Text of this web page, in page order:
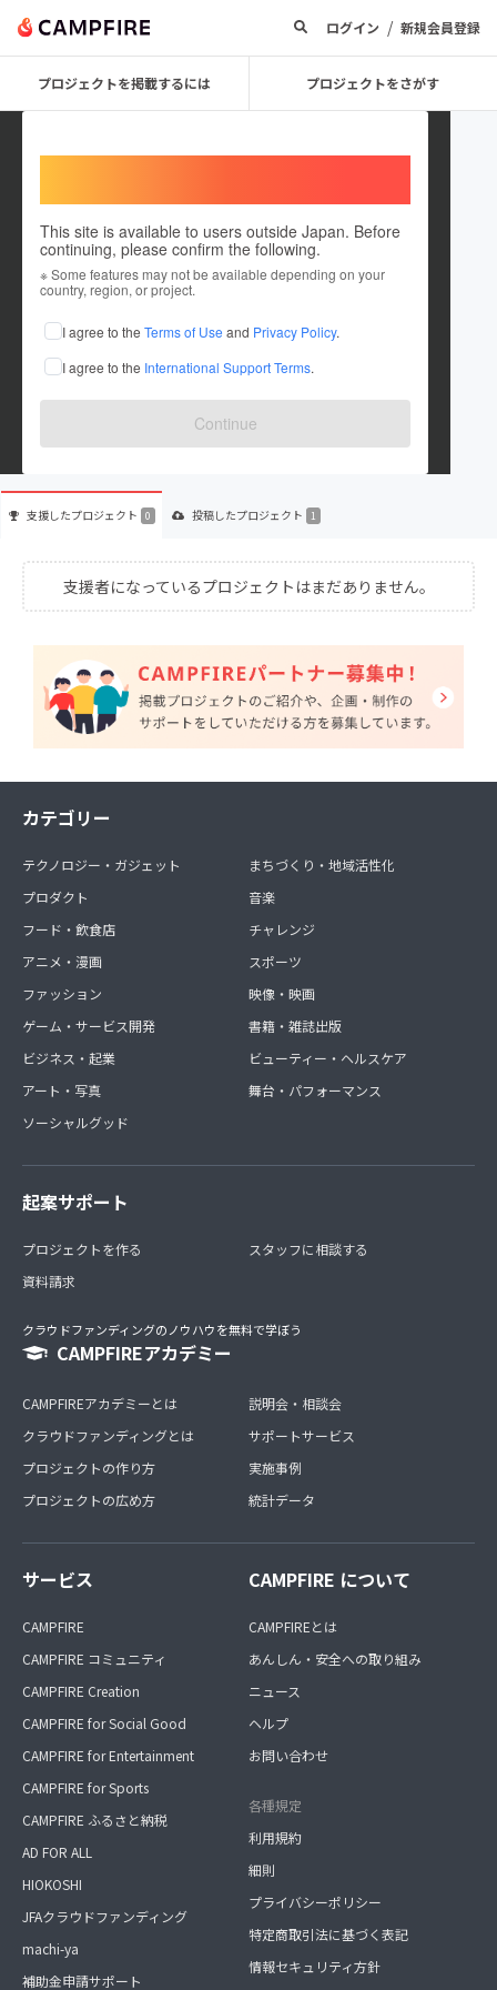
ログイン / 新規会員登録
プロジェクトを掲載するには プロジェクトをさがす
This site is available to users outside Japan. Before
continuing, please confirm the following.
※ Some features may not be available depending on your
country, region, or project.
I agree to the Terms of Use and Privacy Policy.
I agree to the International Support Terms.
Continue
futsalx
これまでに1件のプロジェクトを投稿しています
在住国：日本 現在地：未設定
出身国：日本 出身地：未設定
支援したプロジェクト 0 投稿したプロジェクト 1
支援者になっているプロジェクトはまだありません。
カテゴリー
テクノロジー・ガジェット
プロダクト
フード・飲食店
アニメ・漫画
ファッション
ゲーム・サービス開発
ビジネス・起業
アート・写真
ソーシャルグッド
まちづくり・地域活性化
音楽
チャレンジ
スポーツ
映像・映画
書籍・雑誌出版
ビューティー・ヘルスケア
舞台・パフォーマンス
起案サポート
プロジェクトを作る
資料請求
スタッフに相談する
クラウドファンディングのノウハウを無料で学ぼう
CAMPFIREアカデミー
CAMPFIREアカデミーとは
クラウドファンディングとは
プロジェクトの作り方
プロジェクトの広め方
説明会・相談会
サポートサービス
実施事例
統計データ
サービス
CAMPFIRE
CAMPFIRE コミュニティ
CAMPFIRE Creation
CAMPFIRE for Social Good
CAMPFIRE for Entertainment
CAMPFIRE for Sports
CAMPFIRE ふるさと納税
AD FOR ALL
HIOKOSHI
JFAクラウドファンディング
machi-ya
補助金申請サポート
CAMPFIRE について
CAMPFIREとは
あんしん・安全への取り組み
ニュース
ヘルプ
お問い合わせ
各種規定
利用規約
細則
プライバシーポリシー
特定商取引法に基づく表記
情報セキュリティ方針